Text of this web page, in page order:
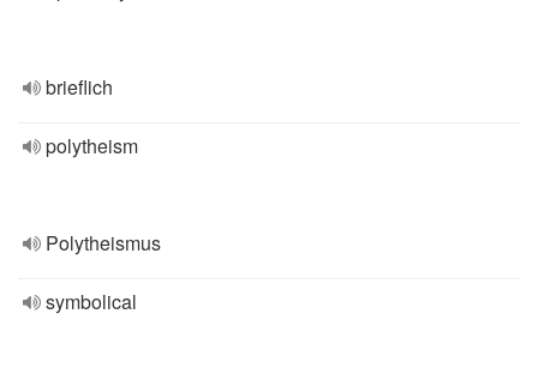
brieflich
polytheism
Polytheismus
symbolical